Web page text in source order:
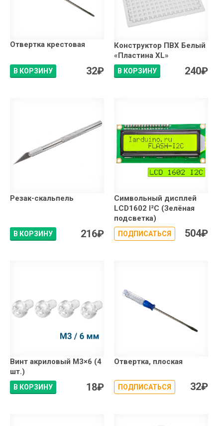
Отвертка крестовая
В КОРЗИНУ 32₽
Конструктор ПВХ Белый
«Пластина XL»
В КОРЗИНУ 240₽
Резак-скальпель
В КОРЗИНУ 216₽
Символьный дисплей
LCD1602 I²C (Зелёная
подсветка)
ПОДПИСАТЬСЯ 504₽
Винт акриловый М3×6 (4
шт.)
В КОРЗИНУ 18₽
Отвертка, плоская
ПОДПИСАТЬСЯ 32₽